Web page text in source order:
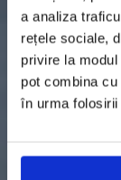
a analiza
rețele sociale,
privire la
pot combina
în urma